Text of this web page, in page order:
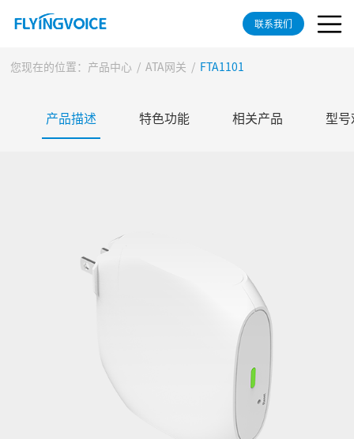
联系我们
您现在的位置： 产品中心 / ATA网关 / FTA1101
产品描述 特色功能 相关产品 型号